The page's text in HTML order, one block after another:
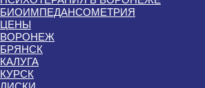
БИОИМПЕДАНСОМЕТРИЯ
ЦЕНЫ
ВОРОНЕЖ
БРЯНСК
КАЛУГА
КУРСК